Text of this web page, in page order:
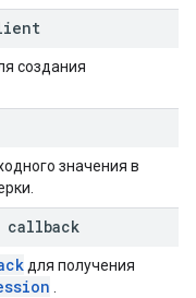
создания
значения в
callback
для получения